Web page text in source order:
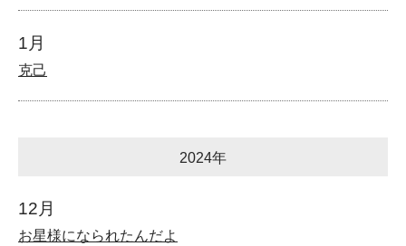
1月
克己
2024年
12月
お星様になられたんだよ